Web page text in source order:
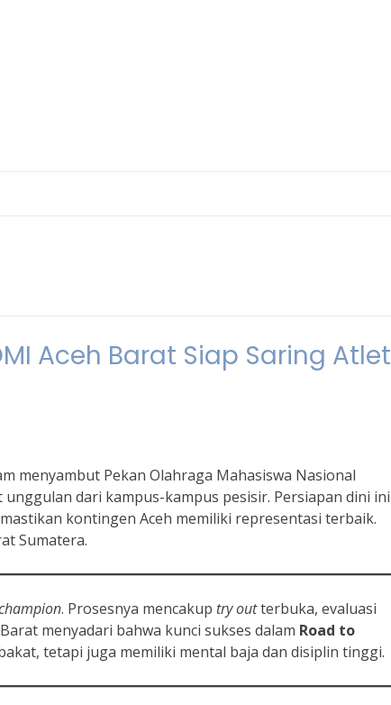
Aceh Barat Siap Saring Atlet
menyambut Pekan Olahraga Mahasiswa Nasional
dari kampus-kampus pesisir. Persiapan dini ini
kontingen Aceh memiliki representasi terbaik.
Sumatera.
. Prosesnya mencakup try outterbuka, evaluasi
menyadari bahwa kunci sukses dalam Road to
tetapi juga memiliki mental baja dan disiplin tinggi.